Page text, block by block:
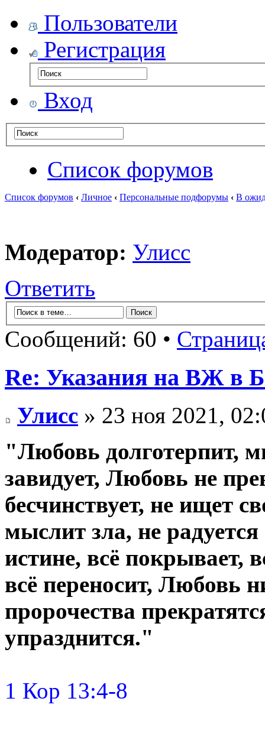
Пользователи
Регистрация
Вход
Список форумов
Список форумов ‹ Личное ‹ Персональные подфорумы ‹ В
Модератор: Улисс
Ответить
Сообщений: 60 •
Re: Указания на ВЖ в
Улисс » 23 ноя 2021,
"Любовь долготерпит,
завидует, Любовь не
бесчинствует, не ищет
мыслит зла, не радуется
истине, всё покрывает,
всё переносит, Любовь
пророчества
упразднится."
1 Кор 13:4-8